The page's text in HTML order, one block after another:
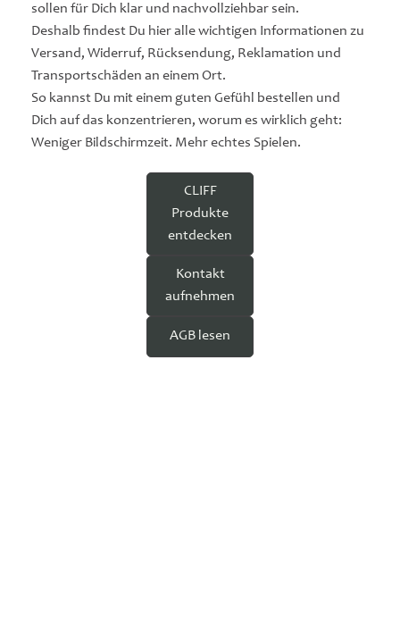
sollen für Dich klar und nachvollziehbar sein.
Deshalb findest Du hier alle wichtigen Informationen zu
Versand, Widerruf, Rücksendung, Reklamation und
Transportschäden an einem Ort.
So kannst Du mit einem guten Gefühl bestellen und
Dich auf das konzentrieren, worum es wirklich geht:
Weniger Bildschirmzeit. Mehr echtes Spielen.
CLIFF
Produkte
entdecken
Kontakt
aufnehmen
AGB lesen